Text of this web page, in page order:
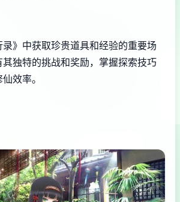
》中获取珍贵道具和经验的重要场
独特的挑战和奖励，掌握探索技巧
效率。